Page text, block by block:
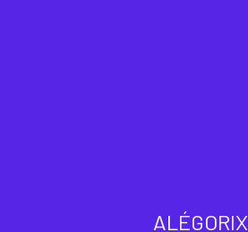
ALÉGORIX